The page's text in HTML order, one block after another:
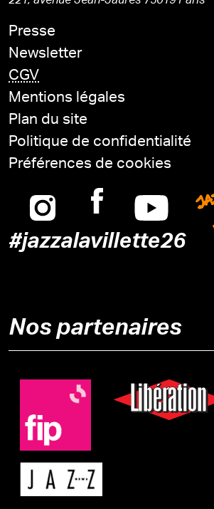
Presse
Newsletter
CGV
Mentions légales
Plan du site
Politique de confidentialité
Préférences de cookies
Instagram
Facebook
#jazzalavillette26
Nos partenaires